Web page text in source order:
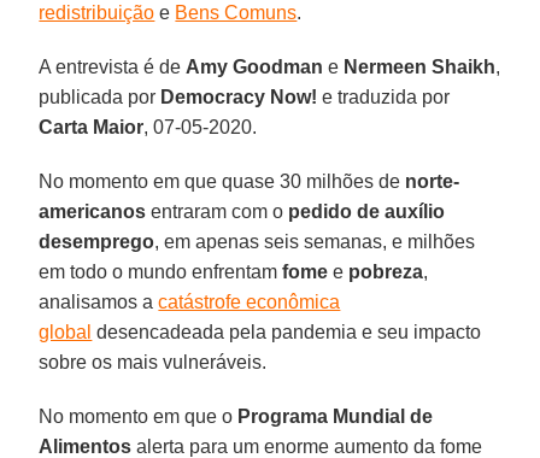
redistribuição e Bens Comuns.
A entrevista é de Amy Goodman e Nermeen Shaikh,
publicada por Democracy Now! e traduzida por
Carta Maior, 07-05-2020.
No momento em que quase 30 milhões de norte-
americanos entraram com o pedido de auxílio
desemprego, em apenas seis semanas, e milhões
em todo o mundo enfrentamfome e pobreza,
analisamos acatástrofe econômica
global desencadeada pela pandemia e seu impacto
sobre os mais vulneráveis.
No momento em que o Programa Mundial de
Alimentos alerta para um enorme aumento da fome